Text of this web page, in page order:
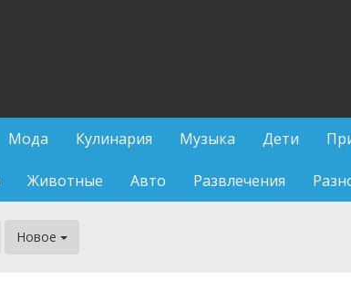
Мода Кулинария Музыка Дети
Животные Авто Развлечения
Новое